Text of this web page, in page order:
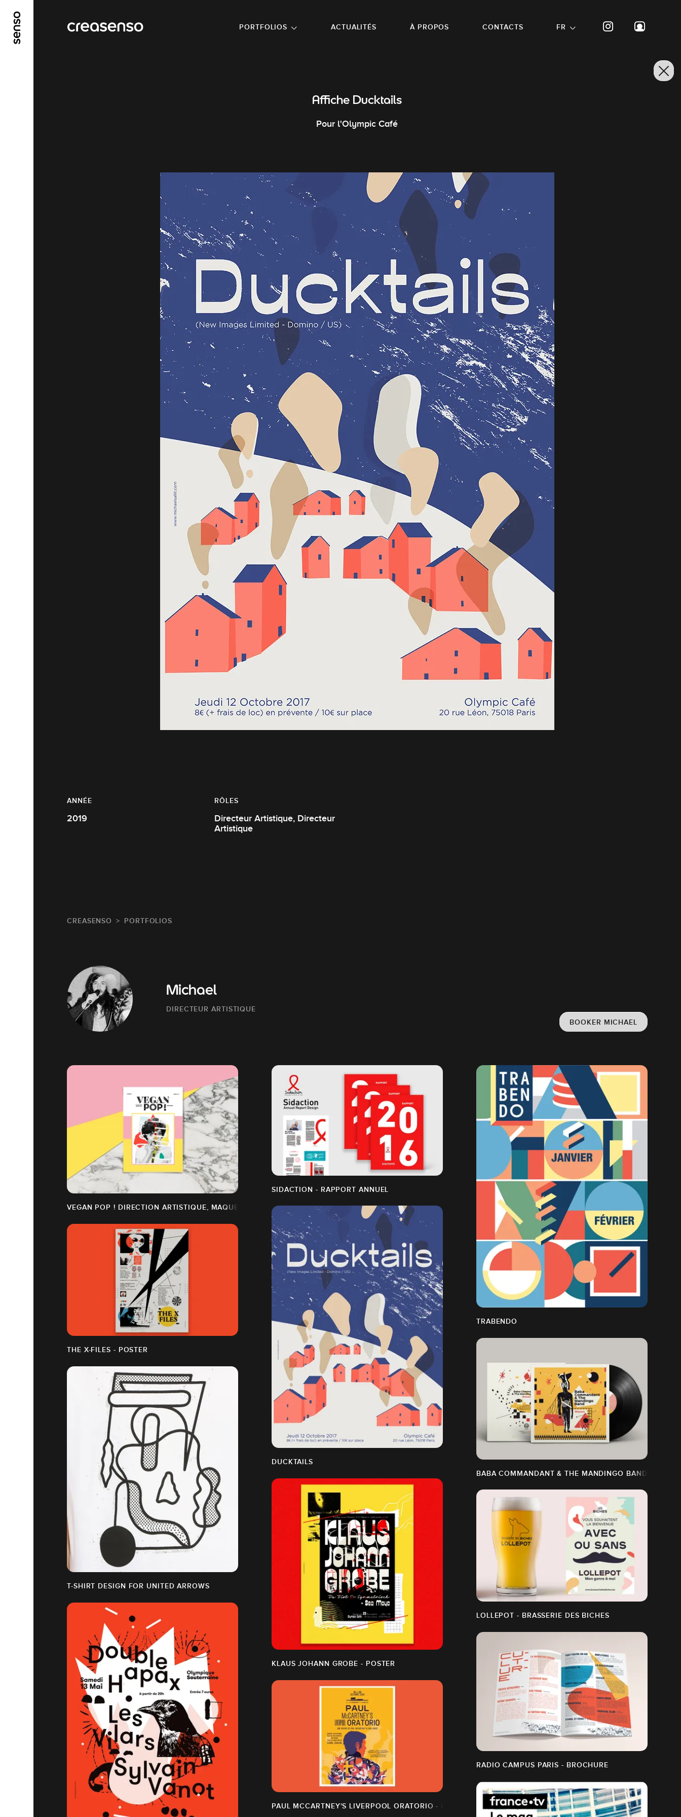
PORTFOLIOS
ACTUALITÉS À PROPOS CONTACTS FR
Affiche Ducktails
Pour l'Olympic Café
ANNÉE
2019
RÔLES
Directeur Artistique, Directeur
Artistique
CREASENSO PORTFOLIOS
Michael
DIRECTEUR ARTISTIQUE
BOOKER MICHAEL
VEGAN POP ! DIRECTION ARTISTIQUE, MAQUETTAGE ET ILLUSTRATIONS POUR UN MAGAZINE
SIDACTION - RAPPORT ANNUEL
TRABENDO
DUCKTAILS
THE X-FILES - POSTER
BABA COMMANDANT & THE MANDINGO BAND - VINYL
T-SHIRT DESIGN FOR UNITED ARROWS
KLAUS JOHANN GROBE - POSTER
LOLLEPOT - BRASSERIE DES BICHES
RADIO CAMPUS PARIS - BROCHURE
PAUL MCCARTNEY'S LIVERPOOL ORATORIO - POSTER